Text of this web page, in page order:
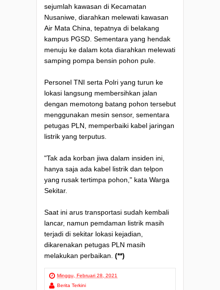
sejumlah kawasan di Kecamatan
Nusaniwe, diarahkan melewati kawasan
Air Mata China, tepatnya di belakang
kampus PGSD. Sementara yang hendak
menuju ke dalam kota diarahkan melewati
samping pompa bensin pohon pule.
Personel TNI serta Polri yang turun ke
lokasi langsung membersihkan jalan
dengan memotong batang pohon tersebut
menggunakan mesin sensor, sementara
petugas PLN, memperbaiki kabel jaringan
listrik yang terputus.
"Tak ada korban jiwa dalam insiden ini,
hanya saja ada kabel listrik dan telpon
yang rusak tertimpa pohon," kata Warga
Sekitar.
Saat ini arus transportasi sudah kembali
lancar, namun pemdaman listrik masih
terjadi di sekitar lokasi kejadian,
dikarenakan petugas PLN masih
melakukan perbaikan. (**)
Minggu, Februari 28, 2021
Berita Terkini